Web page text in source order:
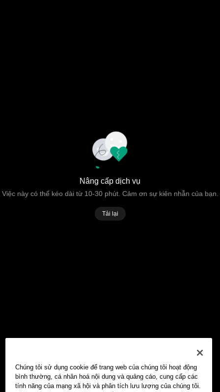
Nâng cấp dịch vụ
Việc này có thể kéo dài từ 10-30 phút. Cảm ơn sự kiên nhẫn của bạn.
Tải lại
Chúng tôi sử dụng cookie để trang web của chúng tôi hoạt động
bình thường, cá nhân hoá nội dung và quảng cáo, cung cấp các
tính năng của mạng xã hội và phân tích lưu lượng của chúng tôi.